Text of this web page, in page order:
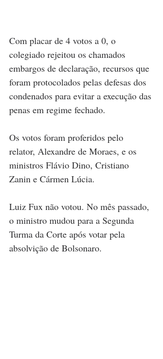
Com placar de 4 votos a 0, o
colegiado rejeitou os chamados
embargos de declaração, recursos que
foram protocolados pelas defesas dos
condenados para evitar a execução das
penas em regime fechado.
Os votos foram proferidos pelo
relator, Alexandre de Moraes, e os
ministros Flávio Dino, Cristiano
Zanin e Cármen Lúcia.
Luiz Fux não votou. No mês passado,
o ministro mudou para a Segunda
Turma da Corte após votar pela
absolvição de Bolsonaro.